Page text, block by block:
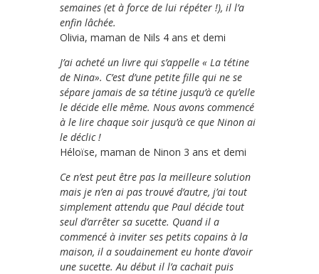
semaines (et à force de lui répéter !), il l’a
enfin lâchée.
Olivia, maman de Nils 4 ans et demi
J’ai acheté un livre qui s’appelle « La tétine
de Nina». C’est d’une petite fille qui ne se
sépare jamais de sa tétine jusqu’à ce qu’elle
le décide elle même. Nous avons commencé
à le lire chaque soir jusqu’à ce que Ninon ai
le déclic !
Héloïse, maman de Ninon 3 ans et demi
Ce n’est peut être pas la meilleure solution
mais je n’en ai pas trouvé d’autre, j’ai tout
simplement attendu que Paul décide tout
seul d’arrêter sa sucette. Quand il a
commencé à inviter ses petits copains à la
maison, il a soudainement eu honte d’avoir
une sucette. Au début il l’a cachait puis